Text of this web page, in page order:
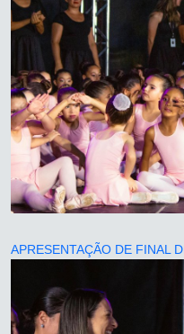
APRESENTAÇÃO DE FINAL